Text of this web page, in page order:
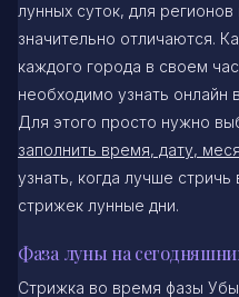
лунных суток, для
значительно отличаются.
каждого города в своем
необходимо узнать онлайн
Для этого просто нужно
заполнить время, дату,
узнать, когда лучше
стрижек лунные дни.
Фаза луны на
Стрижка во время фазы